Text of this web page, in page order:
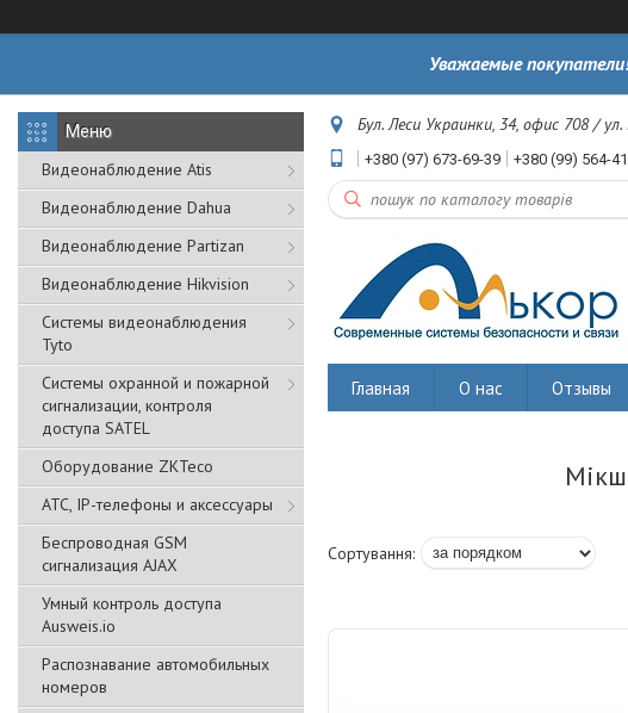
Уважаемые
Видеонаблюдение Atis
Видеонаблюдение Dahua
Видеонаблюдение Partizan
Видеонаблюдение Hikvision
Системы видеонаблюдения
Tyto
Cистемы охранной и пожарной
сигнализации, контроля
доступа SATEL
Оборудование ZKTeco
АТС, IP-телефоны и аксессуары
Беспроводная GSM
сигнализация АJAX
Умный контроль доступа
Ausweis.io
Распознавание автомобильных
номеров
Бул. Леси Украинки, 34, офис 708 /
+380 (97) 673-69-39 +380 (99) 564-
Главная О нас Отзывы